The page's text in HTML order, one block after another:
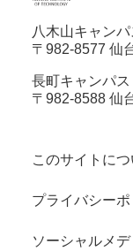
八木山キャンパ
〒982-8577 仙
長町キャンパス
〒982-8588 仙
このサイトにつ
プライバシー
ソーシャルメ